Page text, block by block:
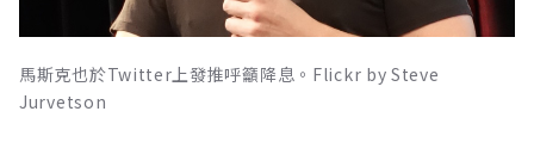
馬斯克也於Twitter上發推呼籲降息。Flickr by Steve
Jurvetson